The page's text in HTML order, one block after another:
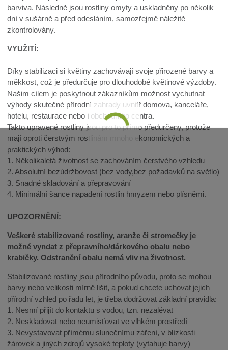
barviva. Následně jsou rostliny omyty a uskladněny po několik
dní v sušárně a před odesláním, samozřejmě náležitě
zkontrolovány.
VYUŽITÍ:
Díky stabilizaci si květiny zachovávají svoje přirozené barvy a
měkkost, což je předurčuje pro dlouhodobé květinové výzdoby.
Našim cílem je poskytnout zákazníkům možnost vychutnat
výhody skutečné přírodní zahrady uvnitř domova, kanceláře,
hotelu, restaurace nebo i obchodního centra.
Takto upravené rostliny jsou pro to přímo předurčeny, protože
mají oproti čerstvým rostlinám mnoho ekonomických a
praktických výhod:
1. Několikaletá životnost se zachováním čerstvého vzhledu
2. Absolutní bezúdržbovost (bez vody,bez požadavků na světlo)
3. Snadné skladování a přepravování
4. Minimální šance napadení rostlin hmyzem nebo plísněmi.
UPOZORNĚNÍ:
Veškeré stabilizované rostliny, aranže či stromečky je
možné vyndat z přepravního/dárkového obalu nebo
krabičky. Odstranění obalu nemá vliv na životnost.
Stabilizované rostliny jsou přírodního původu, proto se mohou
barvy nebo velikosti mírně lišit, a pokud chcete uchovat jejich
přírodní vzhled po řadu let, je třeba dodržovat základní pravidla:
1. Nesmí přijít do kontaktu s vodou, tzn. nezalévat
2. Neskladovat nebo neumisťovat ve vlhkém prostředí
3. Nevystavovat přímému slunečnímu záření, v blízkosti
žárovek a jiných zdrojů vysoké teploty (vytahuje barvy)